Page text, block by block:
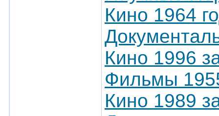
Кино 1964
Кино 1996
Фильмы
Кино 1989